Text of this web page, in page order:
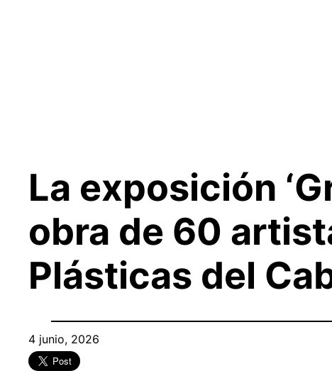
La exposición
obra de 60
Plásticas del
4 junio, 2026